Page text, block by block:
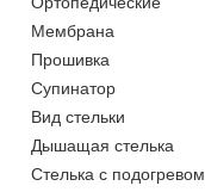
Мембрана
Прошивка
Супинатор
Вид стельки
Дышащая стелька
Стелька с подогревом